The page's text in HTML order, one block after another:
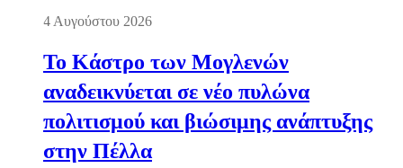
4 Αυγούστου 2026
Το Κάστρο των Μογλενών
αναδεικνύεται σε νέο πυλώνα
πολιτισμού και βιώσιμης ανάπτυξης
στην Πέλλα